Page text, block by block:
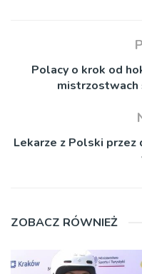
Polacy o krok od
mistrzostwach
Lekarze z Polski
ZOBACZ RÓWNIEŻ